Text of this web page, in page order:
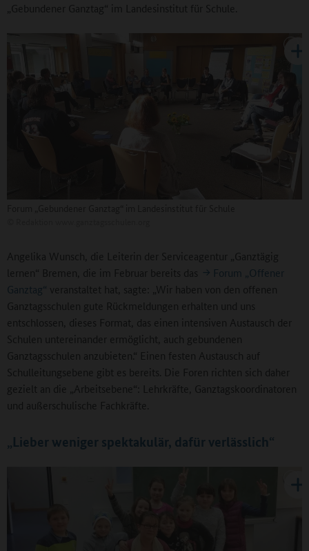
„Gebundener Ganztag“ im Landesinstitut für Schule.
Angelika Wunsch, die Leiterin der Serviceagentur „Ganztägig
lernen“ Bremen, die im Februar bereits das
Forum „Offener
Ganztag“ veranstaltet hat, sagte: „Wir haben von den offenen
Ganztagsschulen gute Rückmeldungen erhalten und uns
entschlossen, dieses Format, das einen intensiven Austausch der
Schulen untereinander ermöglicht, auch gebundenen
Ganztagsschulen anzubieten.“ Einen festen Austausch auf
Schulleitungsebene gibt es bereits. Die Foren richten sich daher
gezielt an die „Arbeitsebene“: Lehrkräfte, Ganztagskoordinatoren
und außerschulische Fachkräfte.
„Lieber weniger spektakulär, dafür verlässlich“